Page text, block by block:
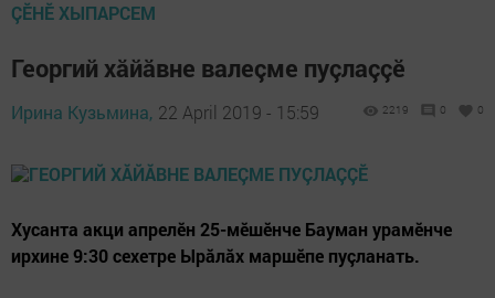
ÇӖНӖ ХЫПАРСЕМ
Георгий хăйăвне валеçме пуçлаççӗ
Ирина Кузьмина, 22 April 2019 - 15:59 2219 0 0
Хусанта акци апрелӗн 25-мӗшӗнче Бауман урамӗнче
ирхине 9:30 сехетре Ырăлăх маршӗпе пуçланать.